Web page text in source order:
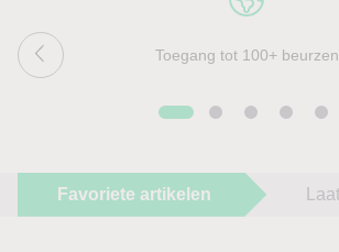
Toegang tot 100+ beurzen
Favoriete artikelen